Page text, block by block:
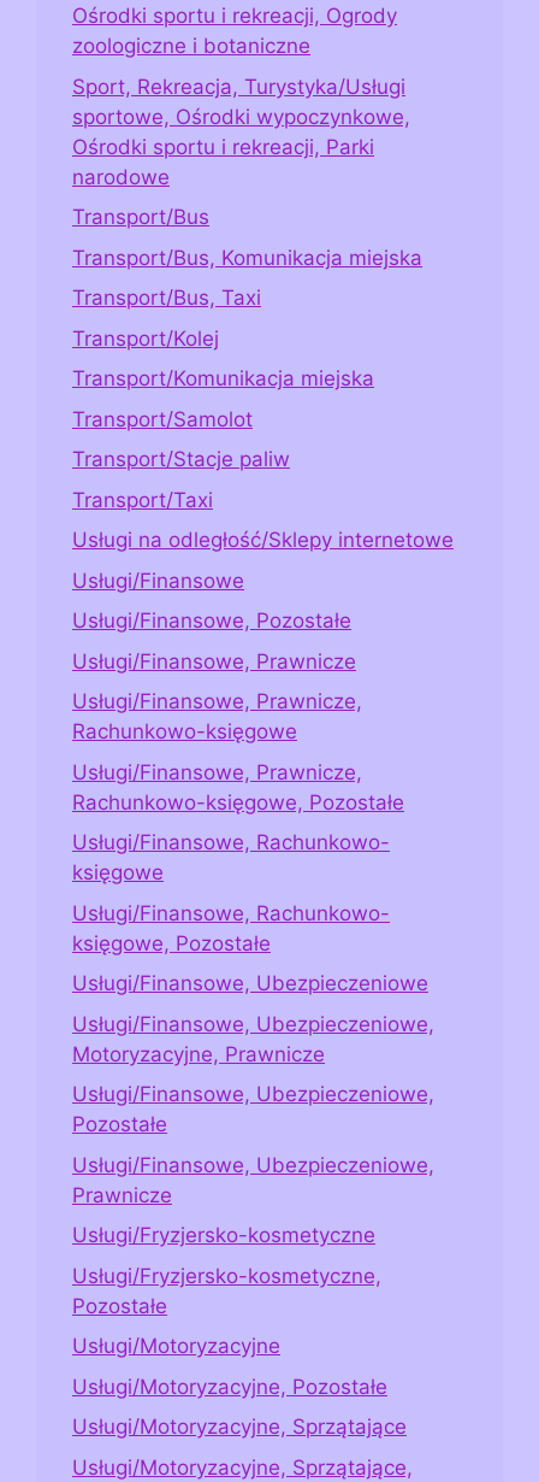
Ośrodki sportu i rekreacji, Ogrody
zoologiczne i botaniczne
Sport, Rekreacja, Turystyka/Usługi
sportowe, Ośrodki wypoczynkowe,
Ośrodki sportu i rekreacji, Parki
narodowe
Transport/Bus
Transport/Bus, Komunikacja miejska
Transport/Bus, Taxi
Transport/Kolej
Transport/Komunikacja miejska
Transport/Samolot
Transport/Stacje paliw
Transport/Taxi
Usługi na odległość/Sklepy internetowe
Usługi/Finansowe
Usługi/Finansowe, Pozostałe
Usługi/Finansowe, Prawnicze
Usługi/Finansowe, Prawnicze,
Rachunkowo-księgowe
Usługi/Finansowe, Prawnicze,
Rachunkowo-księgowe, Pozostałe
Usługi/Finansowe, Rachunkowo-
księgowe
Usługi/Finansowe, Rachunkowo-
księgowe, Pozostałe
Usługi/Finansowe, Ubezpieczeniowe
Usługi/Finansowe, Ubezpieczeniowe,
Motoryzacyjne, Prawnicze
Usługi/Finansowe, Ubezpieczeniowe,
Pozostałe
Usługi/Finansowe, Ubezpieczeniowe,
Prawnicze
Usługi/Fryzjersko-kosmetyczne
Usługi/Fryzjersko-kosmetyczne,
Pozostałe
Usługi/Motoryzacyjne
Usługi/Motoryzacyjne, Pozostałe
Usługi/Motoryzacyjne, Sprzątające
Usługi/Motoryzacyjne, Sprzątające,